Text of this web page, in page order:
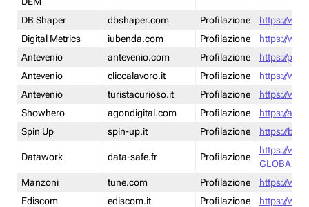
DB Shaper
dbshaper.com Profilazione
https://
Digital Metrics
iubenda.com Profilazione
https://
Antevenio
antevenio.com Profilazione
https://
Antevenio
cliccalavoro.it Profilazione
https://
Antevenio
turistacurioso.it Profilazione
https://
Showhero
agondigital.com Profilazione
https://
Spin Up
spin-up.it Profilazione https://
Datawork data-safe.fr Profilazione
https://
GLOBAL-
Manzoni
tune.com Profilazione
https://
Ediscom
ediscom.it Profilazione
https://